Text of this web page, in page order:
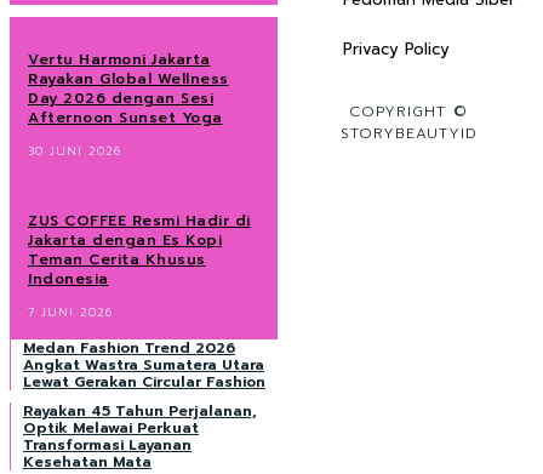
Vertu Harmoni Jakarta
Rayakan Global Wellness
Day 2026 dengan Sesi
Afternoon Sunset Yoga
30 JUNI 2026
ZUS COFFEE Resmi Hadir di
Jakarta dengan Es Kopi
Teman Cerita Khusus
Indonesia
7 JUNI 2026
Medan Fashion Trend 2026
Angkat Wastra Sumatera Utara
Lewat Gerakan Circular Fashion
Rayakan 45 Tahun Perjalanan,
Optik Melawai Perkuat
Transformasi Layanan
Kesehatan Mata
Privacy Policy
COPYRIGHT ©
STORYBEAUTYID